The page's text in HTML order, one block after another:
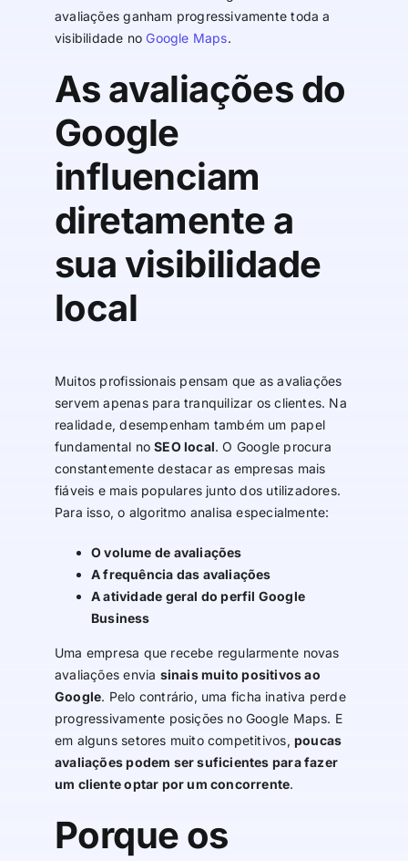
avaliações ganham progressivamente toda a
visibilidade no Google Maps.
As avaliações do
Google
influenciam
diretamente a
sua visibilidade
local
Muitos profissionais pensam que as avaliações
servem apenas para tranquilizar os clientes. Na
realidade, desempenham também um papel
fundamental noSEO local. O Google procura
constantemente destacar as empresas mais
fiáveis e mais populares junto dos utilizadores.
Para isso, o algoritmo analisa especialmente:
O volume de avaliações
A frequência das avaliações
A atividade geral do perfil Google
Business
Uma empresa que recebe regularmente novas
avaliações envia sinais muito positivos ao
Google. Pelo contrário, uma ficha inativa perde
progressivamente posições no Google Maps. E
em alguns setores muito competitivos, poucas
avaliações podem ser suficientes para fazer
um cliente optar por um concorrente.
Porque os